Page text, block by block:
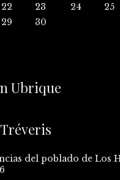
22 23 24 25
29 30
Ubrique
del poblado de Los